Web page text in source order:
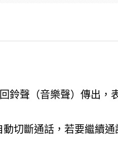
鈴聲（音樂聲）傳出，
切斷通話，若要繼續通